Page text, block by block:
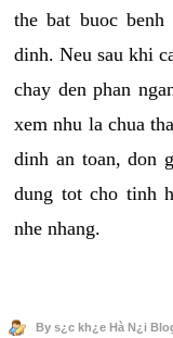
the bat buoc
dinh. Neu sau khi
chay den phan
xem nhu la chua
dinh an toan, don
dung tot cho tinh
nhe nhang.
By s¿c kh¿e Hà N¿i